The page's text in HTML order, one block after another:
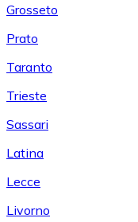
Grosseto
Prato
Taranto
Trieste
Sassari
Latina
Lecce
Livorno